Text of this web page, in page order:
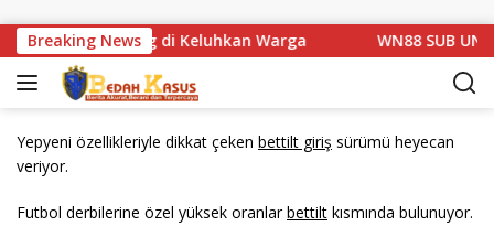
Breaking News
1 Basarang di Keluhkan Warga WN88 SUB UNIT 13
Yepyeni özellikleriyle dikkat çeken bettilt giriş sürümü heyecan
veriyor.
Futbol derbilerine özel yüksek oranlarbettilt kısmında bulunuyor.